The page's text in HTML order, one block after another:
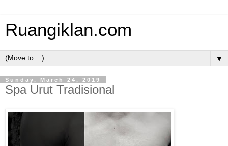
Ruangiklan.com
▼
Sunday, March 24, 2019
Spa Urut Tradisional